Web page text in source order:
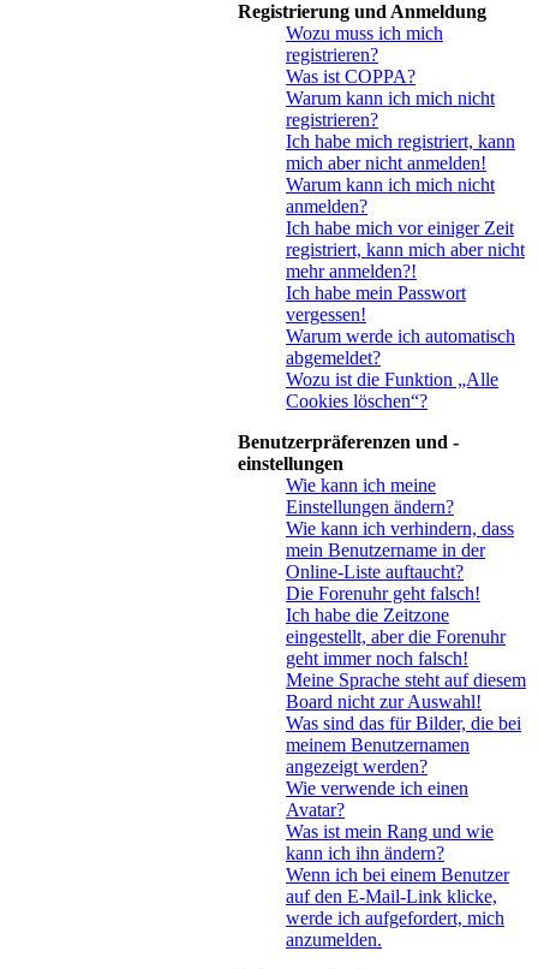
Registrierung und Anmeldung
Wozu muss ich mich
registrieren?
Was ist COPPA?
Warum kann ich mich nicht
registrieren?
Ich habe mich registriert, kann
mich aber nicht anmelden!
Warum kann ich mich nicht
anmelden?
Ich habe mich vor einiger Zeit
registriert, kann mich aber nicht
mehr anmelden?!
Ich habe mein Passwort
vergessen!
Warum werde ich automatisch
abgemeldet?
Wozu ist die Funktion „Alle
Cookies löschen“?
Benutzerpräferenzen und -
einstellungen
Wie kann ich meine
Einstellungen ändern?
Wie kann ich verhindern, dass
mein Benutzername in der
Online-Liste auftaucht?
Die Forenuhr geht falsch!
Ich habe die Zeitzone
eingestellt, aber die Forenuhr
geht immer noch falsch!
Meine Sprache steht auf diesem
Board nicht zur Auswahl!
Was sind das für Bilder, die bei
meinem Benutzernamen
angezeigt werden?
Wie verwende ich einen
Avatar?
Was ist mein Rang und wie
kann ich ihn ändern?
Wenn ich bei einem Benutzer
auf den E-Mail-Link klicke,
werde ich aufgefordert, mich
anzumelden.